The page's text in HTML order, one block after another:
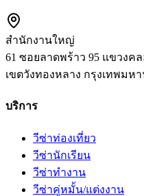
สำนักงานใหญ่
61 ซอยลาดพร้าว 95 แขวงค
เขตวังทองหลาง กรุงเทพมห
บริการ
วีซ่าท่องเที่ยว
วีซ่านักเรียน
วีซ่าทำงาน
วีซ่าคู่หมั้น/แต่งงาน